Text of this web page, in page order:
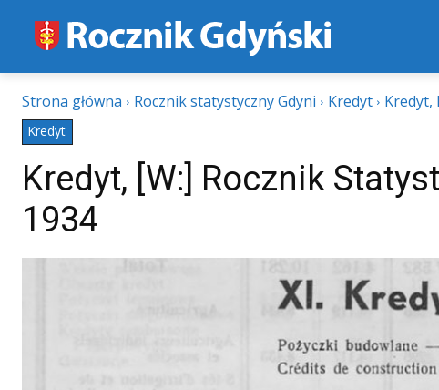
Strona główna Rocznik statystyczny Gdyni Kredyt Kredyt,
Kredyt
Kredyt, [W:] Rocznik
1934